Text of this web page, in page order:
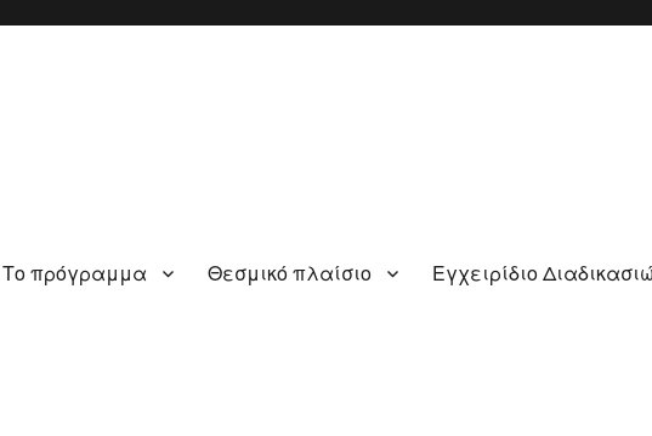
Το πρόγραμμα Θεσμικό πλαίσιο Εγχειρίδιο